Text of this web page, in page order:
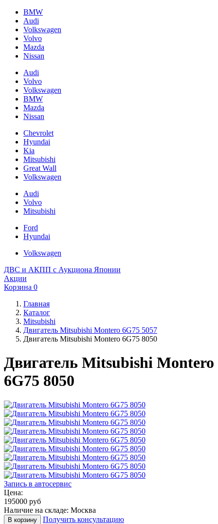
BMW
Audi
Volkswagen
Volvo
Mazda
Nissan
Audi
Volvo
Volkswagen
BMW
Mazda
Nissan
Chevrolet
Hyundai
Kia
Mitsubishi
Great Wall
Volkswagen
Audi
Volvo
Mitsubishi
Ford
Hyundai
Volkswagen
ДВС и АКПП с Аукциона Японии
Акции
Корзина 0
Главная
Каталог
Mitsubishi
Двигатель Mitsubishi Montero 6G75 5057
Двигатель Mitsubishi Montero 6G75 8050
Двигатель Mitsubishi Montero
6G75 8050
Запись в автосервис
Цена:
195000 руб
Наличие на складе: Москва
В корзину
Получить консультацию